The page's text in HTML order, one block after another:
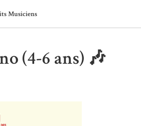
Musiciens
(4-6 ans) 🎶